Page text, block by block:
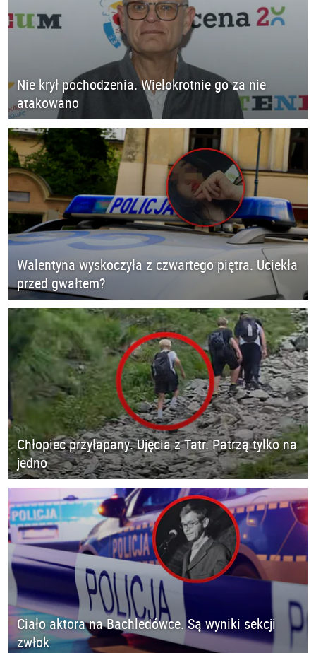
Nie krył pochodzenia. Wielokrotnie go za nie
atakowano
Walentyna wyskoczyła z czwartego piętra. Uciekła
przed gwałtem?
Chłopiec przyłapany. Ujęcia z Tatr. Patrzą tylko na
jedno
Ciało aktora na Bachledówce. Są wyniki sekcji
zwłok